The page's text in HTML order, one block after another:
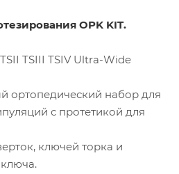
OPK KIT.
TSIII TSIV Ultra-Wide
ортопедический набор для
с протетикой для
ключей торка и